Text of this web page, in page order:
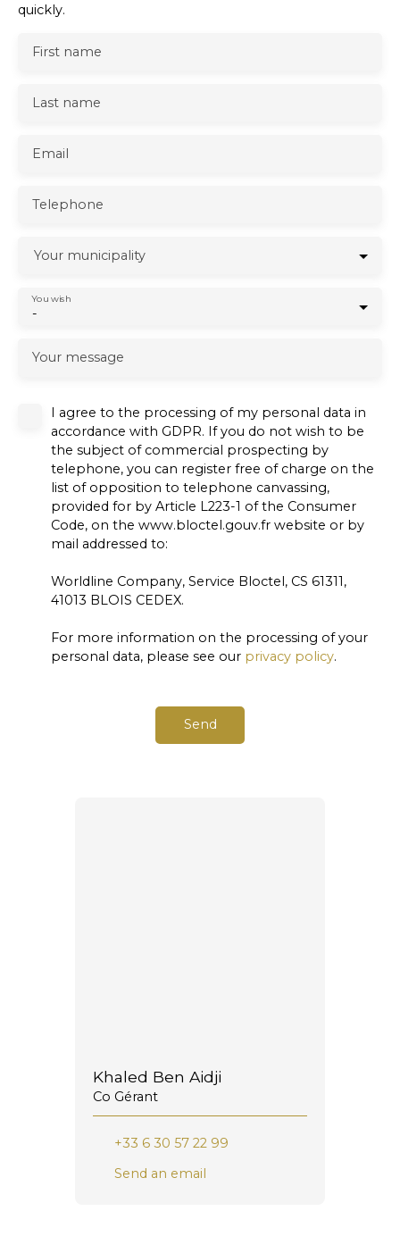
quickly.
First name
Last name
Email
Telephone
Your municipality
-
You wish
Your message
I agree to the processing of my personal data in
accordance with GDPR. If you do not wish to be
the subject of commercial prospecting by
telephone, you can register free of charge on the
list of opposition to telephone canvassing,
provided for by Article L223-1 of the Consumer
Code, on the www.bloctel.gouv.fr website or by
mail addressed to:
Worldline Company, Service Bloctel, CS 61311,
41013 BLOIS CEDEX.
For more information on the processing of your
personal data, please see our privacy policy.
Send
Khaled Ben Aidji
Co Gérant
+33 6 30 57 22 99
Send an email